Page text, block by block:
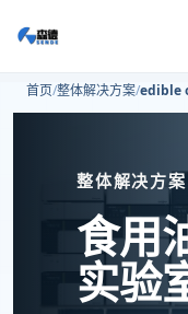
首页 整体解决方案 edible
整体解决方案
食用
实验